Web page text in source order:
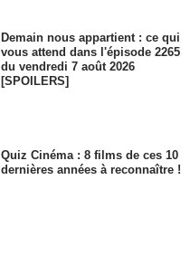
Demain nous appartient : ce qui
vous attend dans l'épisode 2265
du vendredi 7 août 2026
[SPOILERS]
Quiz Cinéma : 8 films de ces 10
dernières années à reconnaître !